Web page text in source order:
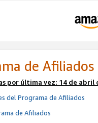
de Afiliados
por última vez: 14 de abril
del Programa de Afiliados
de Afiliados